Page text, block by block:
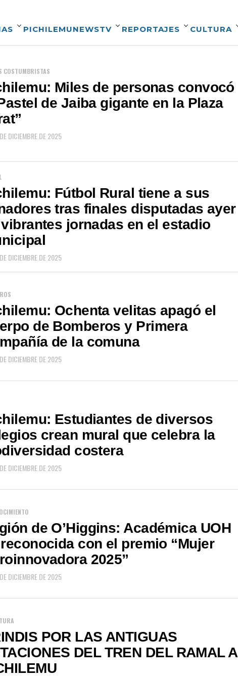
PICHILEMUNEWSTV REPORTAJES CULTURA
COSTUMBRISTAS
Miles de personas convocó
de Jaiba gigante en la Plaza
DICIEMBRE DE 2025
Fútbol Rural tiene a sus
tras finales disputadas ayer
jornadas en el estadio
DICIEMBRE DE 2025
Ochenta velitas apagó el
de Bomberos y Primera
de la comuna
DICIEMBRE DE 2025
Estudiantes de diversos
crean mural que celebra la
costera
DICIEMBRE DE 2025
de O’Higgins: Académica UOH
con el premio “Mujer
2025”
DICIEMBRE DE 2025
POR LAS ANTIGUAS
DEL TREN DEL RAMAL A